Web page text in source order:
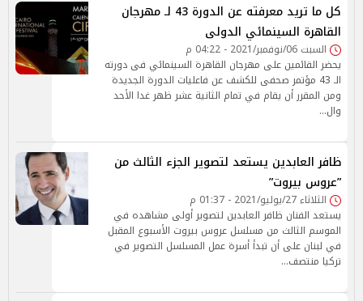
كل ما تريد معرفته عن الدورة 43 لـ مهرجان
القاهرة السينمائي الدولى
السبت 06/نوفمبر/2021 - 04:22 م
يحضر القائمين على مهرجان القاهرة السينمائي فى دورته
الـ 43 مؤتمر صحفى للكشف عن فاعليات الدورة الجديدة
ومن المقرر أن يقام في تمام الثانية عشر ظهر غدا الأحد
وال…
ظافر العابدين يستعد لتصوير الجزء الثالث من
”عروس بيروت”
الثلاثاء 27/يوليو/2021 - 01:37 م
يستعد الفنان ظافر العابدين لتصوير أولى مشاهده في
الموسم الثالث من مسلسل عروس بيروت الأسبوع المقبل
في لبنان على أن تبدأ أسرة عمل المسلسل التصوير في
تركيا منتصف…